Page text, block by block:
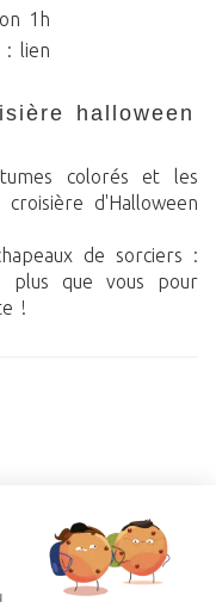
1h
: lien
colorés et les
d'Halloween
de sorciers :
plus que vous pour
!